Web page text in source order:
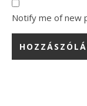
Notify me of new